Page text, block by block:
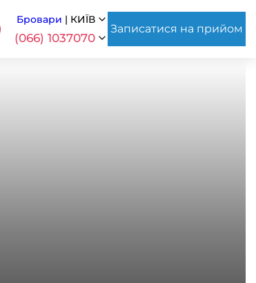
Бровари | КИЇВ
(066) 1037070
Записатися на прийом